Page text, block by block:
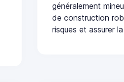
généralement
de construction
risques et assurer